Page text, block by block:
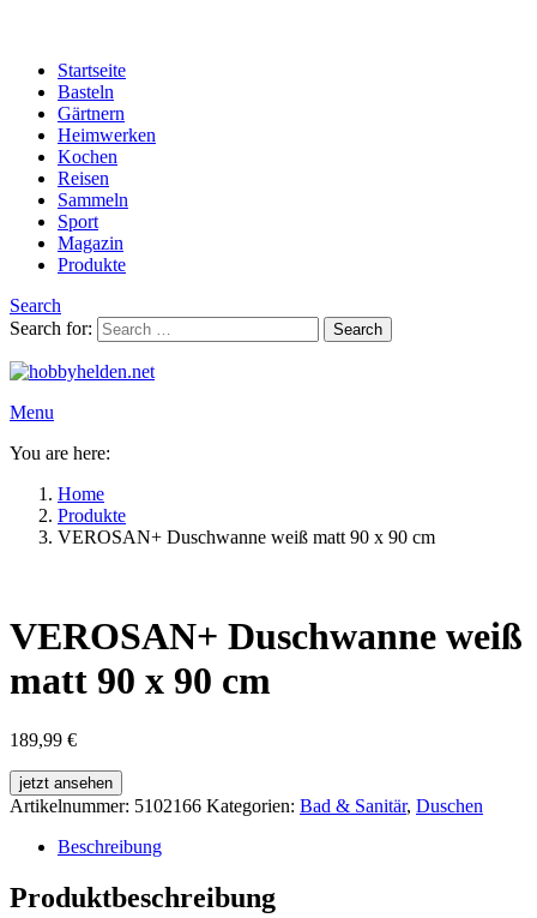
Startseite
Basteln
Gärtnern
Heimwerken
Kochen
Reisen
Sammeln
Sport
Magazin
Produkte
Search
Search for:
Search
Menu
You are here:
Home
Produkte
VEROSAN+ Duschwanne weiß matt 90 x 90 cm
VEROSAN+ Duschwanne weiß
matt 90 x 90 cm
189,99 €
jetzt ansehen
Artikelnummer: 5102166 Kategorien: Bad & Sanitär, Duschen
Beschreibung
Produktbeschreibung